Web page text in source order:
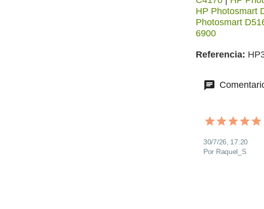
HP Photosmart
Photosmart
6900
Referencia
30/7/26, 17:20
Por Raquel_S